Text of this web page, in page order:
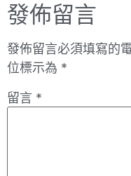
發佈留言
發佈留言必須填寫的
位標示為 *
留言 *